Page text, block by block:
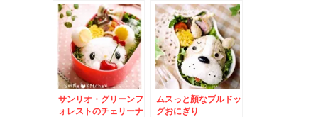
サンリオ・グリーンフ
ォレストのチェリーナ
ムスっと顏なブルドッ
グおにぎり